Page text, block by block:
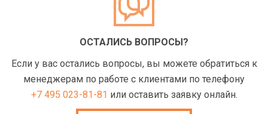
ОСТАЛИСЬ ВОПРОСЫ?
Если у вас остались вопросы, вы можете обратиться к
менеджерам по работе с клиентами по телефону
+7 495 023-81-81 или оставить заявку онлайн.